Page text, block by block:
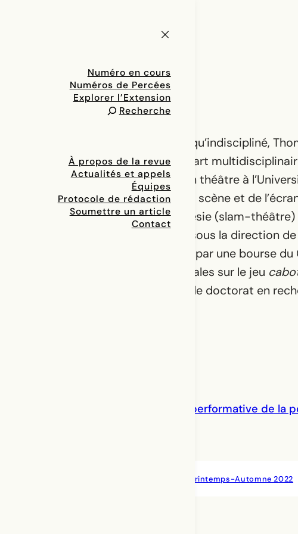
Numéro en cours
Numéros de Percées
Explorer l’Extension
Recherche
À propos de la revue
Actualités et appels
Équipes
Protocole de rédaction
Soumettre un article
Contact
Créateur tant multidisciplinaire qu’indiscipliné,
pratique la poésie orale (slam), l’art
est titulaire d’un baccalauréat en théâtre à
maîtrise en Littérature, arts de la scène et de
la théâtralisation du slam de poésie (slam-
la biomécanique de Meyerhold, sous la direction
Dospinescu et en étant soutenu par une bourse du
actuellement des études doctorales sur le jeu
il a été soutenu par une bourse de doctorat en
Le slam-théâtre : une théâtralité performative de la
Percées Nos 7-8 · Printemps-Automne 2022